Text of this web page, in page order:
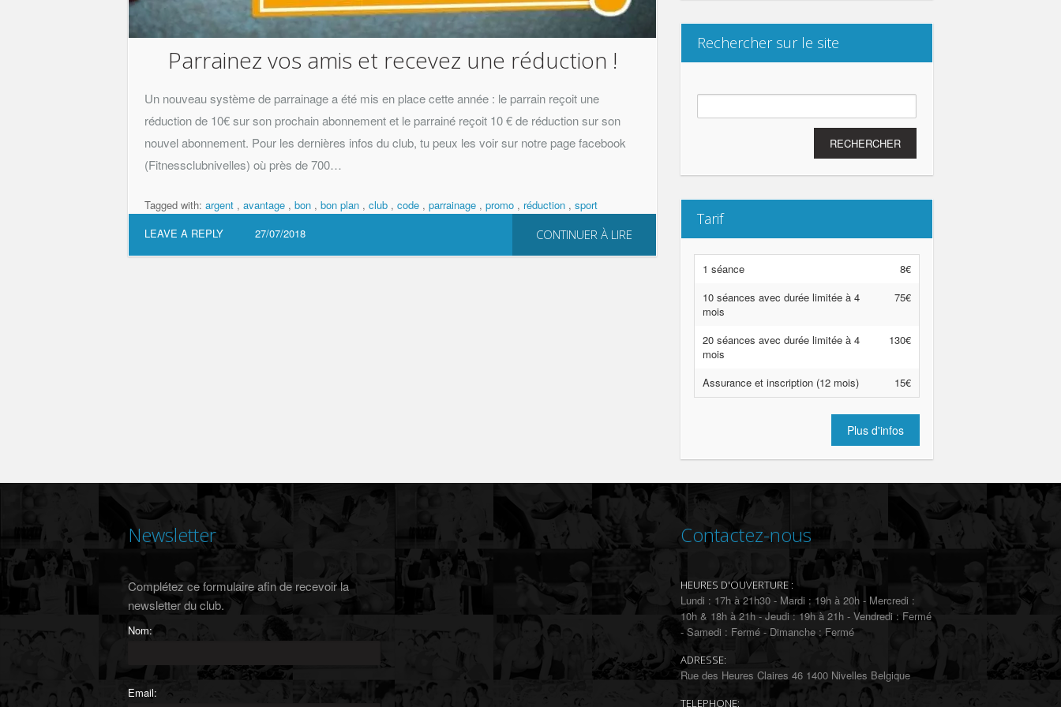
Parrainez vos amis et recevez une réduction !
Un nouveau système de parrainage a été mis en place cette année : le parrain reçoit une
réduction de 10€ sur son prochain abonnement et le parrainé reçoit 10 € de réduction sur son
nouvel abonnement. Pour les dernières infos du club, tu peux les voir sur notre page facebook
(Fitnessclubnivelles) où près de 700…
Tagged with: argent , avantage , bon , bon plan , club , code , parrainage , promo , réduction , sport
CONTINUER À LIRE
LEAVE A REPLY 27/07/2018
Rechercher sur le site
Rechercher :
Tarif
1 séance
8€
10 séances avec durée limitée à 4
mois
75€
20 séances avec durée limitée à 4
mois
130€
Assurance et inscription (12 mois) 15€
Plus d'infos
Newsletter
Complétez ce formulaire afin de recevoir la
newsletter du club.
Nom:
Email:
Contactez-nous
HEURES D'OUVERTURE :
Lundi : 17h à 21h30 - Mardi : 19h à 20h - Mercredi :
10h & 18h à 21h - Jeudi : 19h à 21h - Vendredi : Fermé
- Samedi : Fermé - Dimanche : Fermé
ADRESSE:
Rue des Heures Claires 46 1400 Nivelles Belgique
TELEPHONE: